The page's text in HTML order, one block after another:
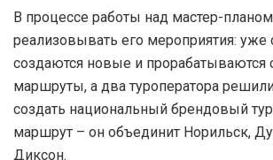
В процессе работы над мастер-
реализовывать его мероприятия: уже
создаются новые и
маршруты, а два туроператора
создать национальный брендовый
маршрут – он объединит Норильск,
Диксон.